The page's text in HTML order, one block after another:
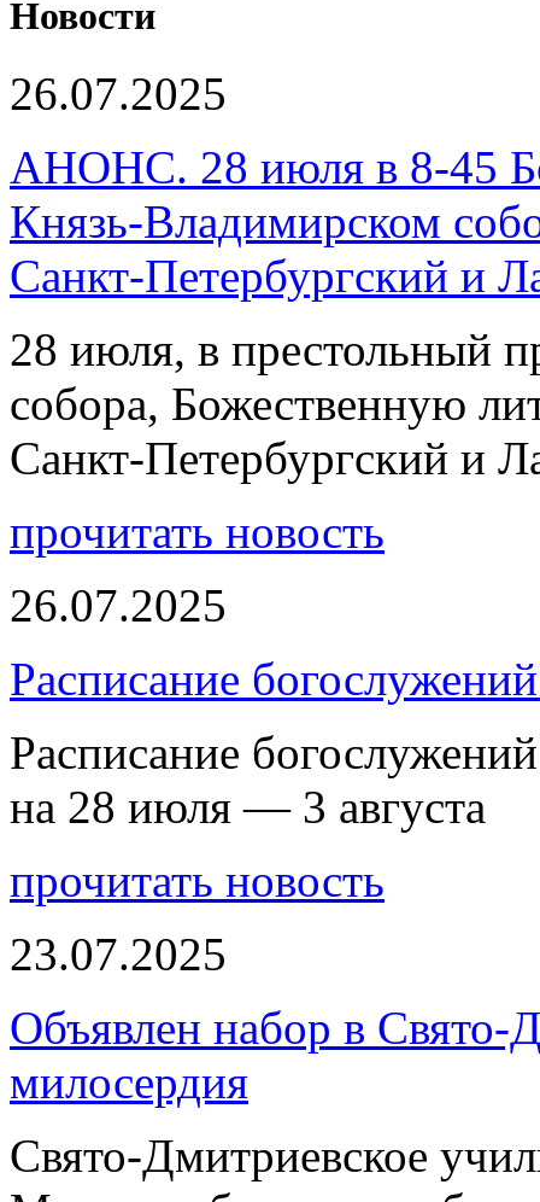
Новости
26.07.2025
АНОНС. 28 июля в 8-45
Князь-Владимирском
Санкт-Петербургский и
28 июля, в престольный
собора, Божественную
Санкт-Петербургский и
прочитать новость
26.07.2025
Расписание
Расписание
на 28 июля — 3 августа
прочитать новость
23.07.2025
Объявлен набор в Свято-
милосердия
Свято-Дмитриевское